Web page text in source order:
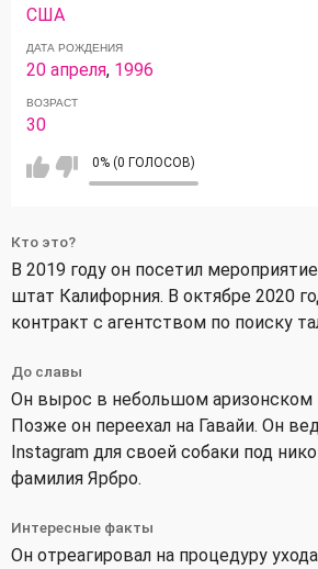
США
ДАТА РОЖДЕНИЯ
20 апреля, 1996
ВОЗРАСТ
30
0% (0 ГОЛОСОВ)
Кто это?
В 2019 году он посетил
штат Калифорния. В октябре 2020
контракт с агентством по поиску
До славы
Он вырос в небольшом аризонском
Позже он переехал на Гавайи. Он
Instagram для своей собаки под
фамилия Ярбро.
Интересные факты
Он отреагировал на процедуру